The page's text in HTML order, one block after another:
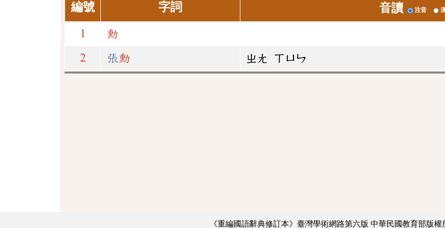
編號 字詞 音讀 注音
1 勳
2 張勳 ㄓㄤ ㄒㄩㄣ
《重編國語辭典修訂本》臺灣學術網路第六版 中華民國教育部版權